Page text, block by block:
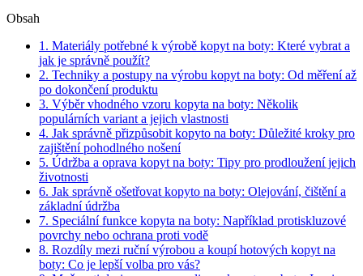
Obsah
1.​ Materiály potřebné k výrobě kopyt na boty:⁤ Které vybrat a
jak je správně použít?
2. ​Techniky ⁢a postupy na​ výrobu kopyt⁢ na boty: Od měření⁢ až
po dokončení produktu
3. Výběr vhodného vzoru kopyta na ⁢boty: Několik⁢
populárních variant a jejich ‍vlastnosti
4.⁢ Jak správně přizpůsobit kopyto na boty: Důležité kroky pro
zajištění pohodlného nošení
5. Údržba a oprava kopyt‍ na boty: Tipy pro prodloužení jejich‍
životnosti
6. Jak správně ošetřovat kopyto na boty: Olejování, čištění a
základní⁤ údržba
7. Speciální funkce kopyta na⁢ boty:‌ Například protiskluzové
povrchy ⁤nebo ochrana proti ⁢vodě
8. Rozdíly mezi ruční výrobou a koupí hotových kopyt na‌
boty: ⁤Co je lepší volba ‍pro ​vás?